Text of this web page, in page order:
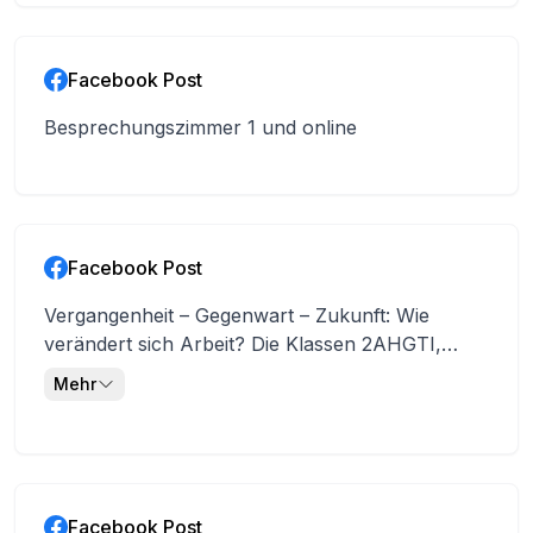
Facebook Post
Besprechungszimmer 1 und online
Facebook Post
Vergangenheit – Gegenwart – Zukunft: Wie
verändert sich Arbeit? Die Klassen 2AHGTI,
2BHME und 2AHWIE besuchten das Labour Lab
und Zukunftsperspektiven auseinander: Wie
Mehr
Facebook Post